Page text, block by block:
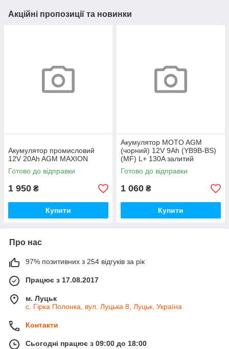
Акційні пропозиції та новинки
Акумулятор промисловий
12V 20Ah AGM MAXION
Готово до відправки
1 950 ₴
Купити
Акумулятор MOTO AGM
(чорний) 12V 9Ah (YB9B-ВS)
(MF) L+ 130A залитий
Готово до відправки
1 060 ₴
Купити
Про нас
97% позитивних з 254 відгуків за рік
Працює з 17.08.2017
м. Луцьк
с. Гірка Полонка, вул. Луцька 8, Луцьк, Україна
Контакти
Сьогодні працює з 09:00 до 18:00